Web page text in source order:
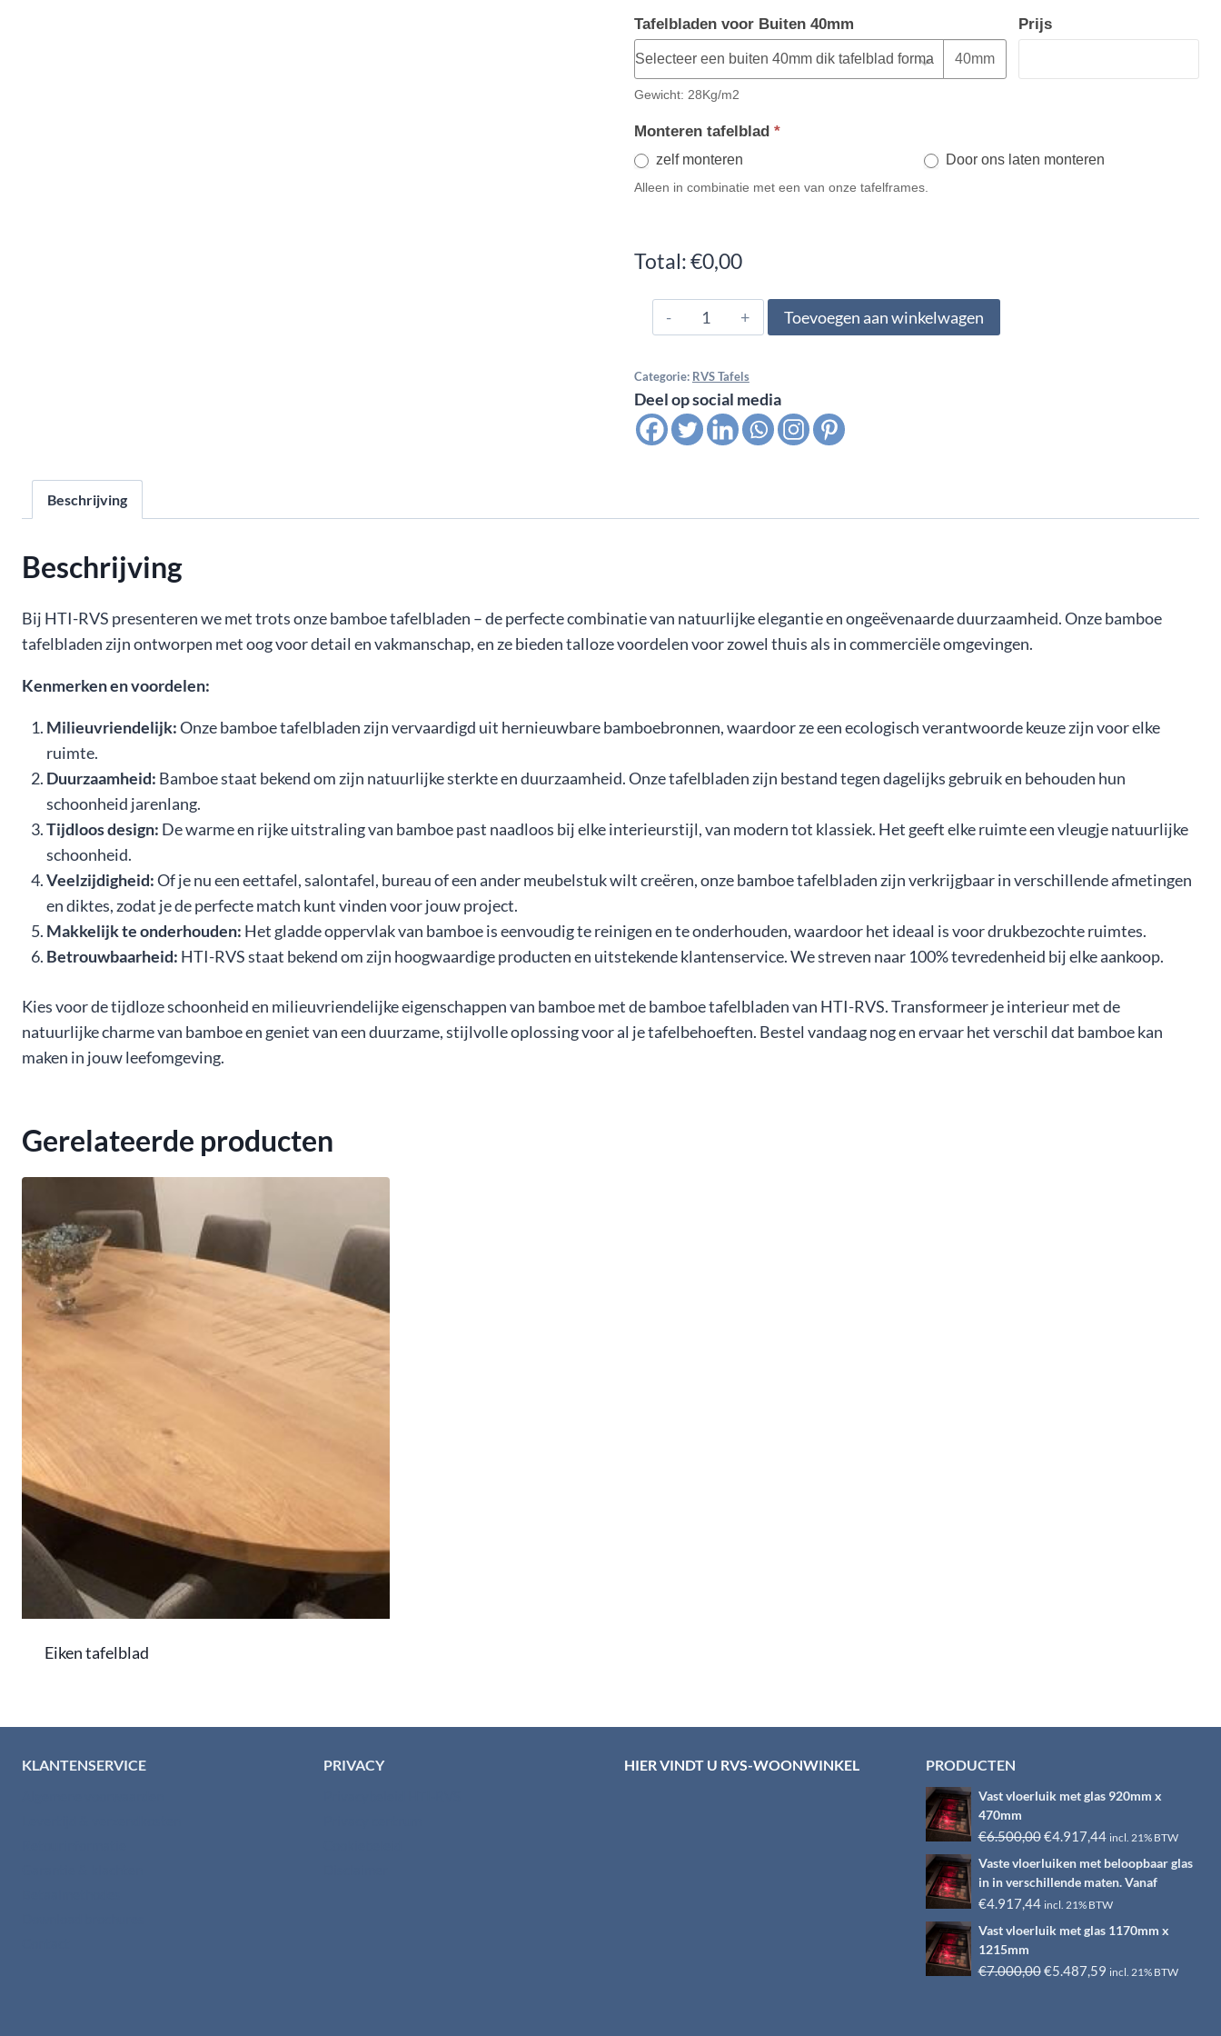
Tafelbladen voor Buiten 40mm
40mm
Gewicht: 28Kg/m2
Prijs
Monteren tafelblad *
zelf monteren Door ons laten monteren
Alleen in combinatie met een van onze tafelframes.
Total:€0,00
Bamboe
tafelblad
Toevoegen aan winkelwagen
Categorie: RVS Tafels
Deel op social media
Beschrijving
Beschrijving
Bij HTI-RVS presenteren we met trots onze bamboe tafelbladen – de perfecte combinatie van natuurlijke elegantie en ongeëvenaarde duurzaamheid. Onze bamboe
tafelbladen zijn ontworpen met oog voor detail en vakmanschap, en ze bieden talloze voordelen voor zowel thuis als in commerciële omgevingen.
Kenmerken en voordelen:
Milieuvriendelijk:Onze bamboe tafelbladen zijn vervaardigd uit hernieuwbare bamboebronnen, waardoor ze een ecologisch verantwoorde keuze zijn voor elke
ruimte.
Duurzaamheid: Bamboe staat bekend om zijn natuurlijke sterkte en duurzaamheid. Onze tafelbladen zijn bestand tegen dagelijks gebruik en behouden hun
schoonheid jarenlang.
Tijdloos design: De warme en rijke uitstraling van bamboe past naadloos bij elke interieurstijl, van modern tot klassiek. Het geeft elke ruimte een vleugje natuurlijke
schoonheid.
Veelzijdigheid:Of je nu een eettafel, salontafel, bureau of een ander meubelstuk wilt creëren, onze bamboe tafelbladen zijn verkrijgbaar in verschillende afmetingen
en diktes, zodat je de perfecte match kunt vinden voor jouw project.
Makkelijk te onderhouden: Het gladde oppervlak van bamboe is eenvoudig te reinigen en te onderhouden, waardoor het ideaal is voor drukbezochte ruimtes.
Betrouwbaarheid: HTI-RVS staat bekend om zijn hoogwaardige producten en uitstekende klantenservice. We streven naar 100% tevredenheid bij elke aankoop.
Kies voor de tijdloze schoonheid en milieuvriendelijke eigenschappen van bamboe met de bamboe tafelbladen van HTI-RVS. Transformeer je interieur met de
natuurlijke charme van bamboe en geniet van een duurzame, stijlvolle oplossing voor al je tafelbehoeften. Bestel vandaag nog en ervaar het verschil dat bamboe kan
maken in jouw leefomgeving.
Gerelateerde producten
Eiken tafelblad
KLANTENSERVICE PRIVACY HIER VINDT U RVS-WOONWINKEL PRODUCTEN
Vast vloerluik met glas 920mm x
470mm
€6.500,00Oorspronkelijke
prijs
was:
€6.500,00.
€4.917,44Huidige
prijs
is:
€4.917,44.
incl. 21% BTW
Vaste vloerluiken met beloopbaar glas
in in verschillende maten. Vanaf
€4.917,44 incl. 21% BTW
Vast vloerluik met glas 1170mm x
1215mm
€7.000,00Oorspronkelijke
€5.487,59Huidige
incl. 21% BTW